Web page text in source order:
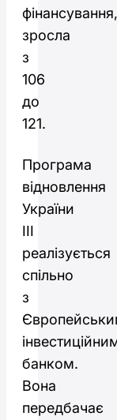
фінансування,
зросла
з
106
до
121.
Програма
відновлення
України
III
реалізується
спільно
з
банком.
Вона
передбачає